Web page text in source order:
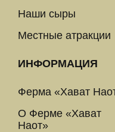
Наши сыры
Местные атракции
ИНФОРМАЦИЯ
Ферма «Хават
О Ферме «Хават
Наот»